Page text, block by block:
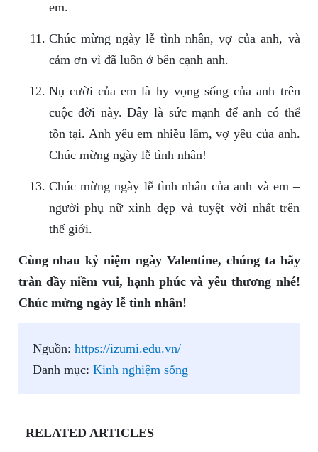
em.
Chúc mừng ngày lễ tình nhân, vợ của anh, và
cảm ơn vì đã luôn ở bên cạnh anh.
Nụ cười của em là hy vọng sống của anh trên
cuộc đời này. Đây là sức mạnh để anh có thể
tồn tại. Anh yêu em nhiều lắm, vợ yêu của anh.
Chúc mừng ngày lễ tình nhân!
Chúc mừng ngày lễ tình nhân của anh và em –
người phụ nữ xinh đẹp và tuyệt vời nhất trên
thế giới.
Cùng nhau kỷ niệm ngày Valentine, chúng ta hãy
tràn đầy niềm vui, hạnh phúc và yêu thương nhé!
Chúc mừng ngày lễ tình nhân!
Nguồn: https://izumi.edu.vn/
Danh mục: Kinh nghiệm sống
RELATED ARTICLES